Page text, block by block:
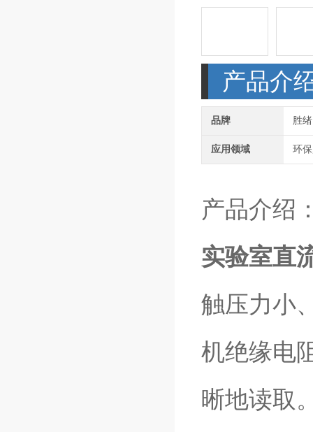
产品介
品牌 胜
应用领域 环
产品介绍
实验室直
触压力小
机绝缘电
晰地读取